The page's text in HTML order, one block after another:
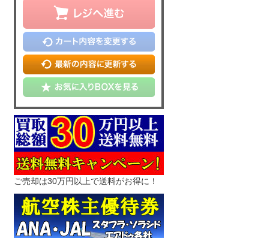
ご売却は30万円以上で送料がお得に！